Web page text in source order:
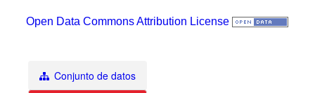
Open Data Commons Attribution License
Conjunto de datos